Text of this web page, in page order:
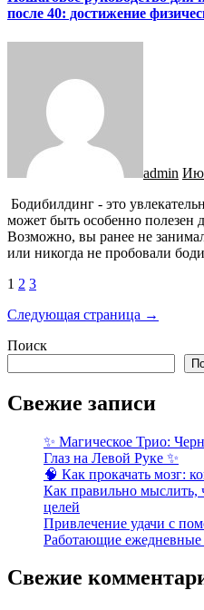
после 40: достижение
admin
Бодибилдинг - это увлекательный и полезный спорт, который
может быть особенно полезен
Возможно, вы ранее не
или никогда не пробовали
Пагинация
записей
1 2 3
Следующая страница →
Поиск
Свежие записи
✨ Магическое Трио:
Глаз на Левой Руке ✨
🧠 Как прокачать мозг:
Как правильно мыслить,
целей
Привлечение удачи с
Работающие
Свежие